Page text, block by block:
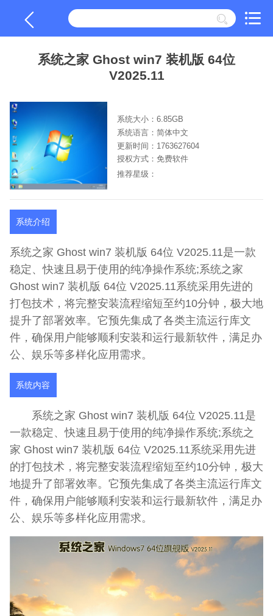
系统之家 Ghost win7 装机版 64位
V2025.11
系统大小：6.85GB
系统语言：简体中文
更新时间：1763627604
授权方式：免费软件
推荐星级：
系统介绍
系统之家 Ghost win7 装机版 64位 V2025.11是一款
稳定、快速且易于使用的纯净操作系统;系统之家
Ghost win7 装机版 64位 V2025.11系统采用先进的
打包技术，将完整安装流程缩短至约10分钟，极大地
提升了部署效率。它预先集成了各类主流运行库文
件，确保用户能够顺利安装和运行最新软件，满足办
公、娱乐等多样化应用需求。
系统内容
系统之家 Ghost win7 装机版 64位 V2025.11是
一款稳定、快速且易于使用的纯净操作系统;系统之
家 Ghost win7 装机版 64位 V2025.11系统采用先进
的打包技术，将完整安装流程缩短至约10分钟，极大
地提升了部署效率。它预先集成了各类主流运行库文
件，确保用户能够顺利安装和运行最新软件，满足办
公、娱乐等多样化应用需求。